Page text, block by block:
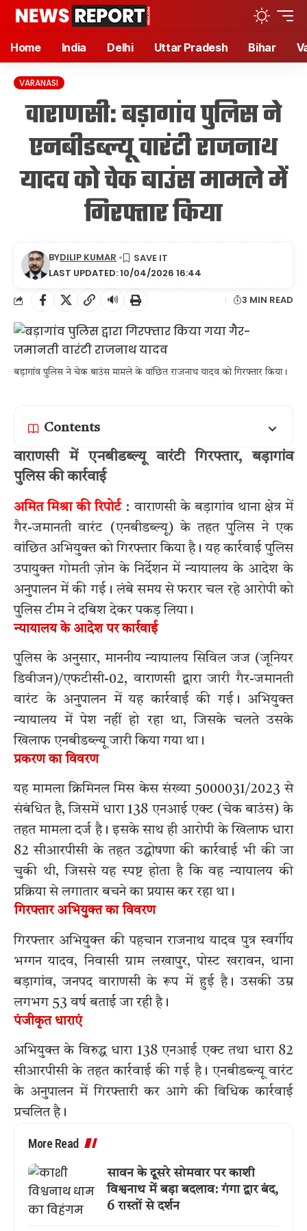
Home India Delhi Uttar Pradesh Bihar
VARANASI
वाराणसी: बड़ागांव पुलिस ने
एनबीडब्ल्यू वारंटी राजनाथ
यादव को चेक बाउंस मामले में
गिरफ्तार किया
LAST UPDATED: 10/04/2026 16:44
BYDILIP KUMAR
🔊 3 MIN READ
बड़ागांव पुलिस ने चेक बाउंस मामले के वांछित राजनाथ यादव को गिरफ्तार किया।
Contents
वाराणसी में एनबीडब्ल्यू वारंटी गिरफ्तार, बड़ागांव
पुलिस की कार्रवाई
अमित मिश्रा की रिपोर्ट : वाराणसी के बड़ागांव थाना क्षेत्र में
गैर-जमानती वारंट (एनबीडब्ल्यू) के तहत पुलिस ने एक
वांछित अभियुक्त को गिरफ्तार किया है। यह कार्रवाई पुलिस
उपायुक्त गोमती ज़ोन के निर्देशन में न्यायालय के आदेश के
अनुपालन में की गई। लंबे समय से फरार चल रहे आरोपी को
पुलिस टीम ने दबिश देकर पकड़ लिया।
न्यायालय के आदेश पर कार्रवाई
पुलिस के अनुसार, माननीय न्यायालय सिविल जज (जूनियर
डिवीजन)/एफटीसी-02, वाराणसी द्वारा जारी गैर-जमानती
वारंट के अनुपालन में यह कार्रवाई की गई। अभियुक्त
न्यायालय में पेश नहीं हो रहा था, जिसके चलते उसके
खिलाफ एनबीडब्ल्यू जारी किया गया था।
प्रकरण का विवरण
यह मामला क्रिमिनल मिस केस संख्या 5000031/2023 से
संबंधित है, जिसमें धारा 138 एनआई एक्ट (चेक बाउंस) के
तहत मामला दर्ज है। इसके साथ ही आरोपी के खिलाफ धारा
82 सीआरपीसी के तहत उद्घोषणा की कार्रवाई भी की जा
चुकी थी, जिससे यह स्पष्ट होता है कि वह न्यायालय की
प्रक्रिया से लगातार बचने का प्रयास कर रहा था।
गिरफ्तार अभियुक्त का विवरण
गिरफ्तार अभियुक्त की पहचान राजनाथ यादव पुत्र स्वर्गीय
भग्गन यादव, निवासी ग्राम लखापुर, पोस्ट खरावन, थाना
बड़ागांव, जनपद वाराणसी के रूप में हुई है। उसकी उम्र
लगभग 53 वर्ष बताई जा रही है।
पंजीकृत धाराएं
अभियुक्त के विरुद्ध धारा 138 एनआई एक्ट तथा धारा 82
सीआरपीसी के तहत कार्रवाई की गई है। एनबीडब्ल्यू वारंट
के अनुपालन में गिरफ्तारी कर आगे की विधिक कार्रवाई
प्रचलित है।
More Read
सावन के दूसरे सोमवार पर काशी
विश्वनाथ में बड़ा बदलाव: गंगा द्वार बंद,
6 रास्तों से दर्शन